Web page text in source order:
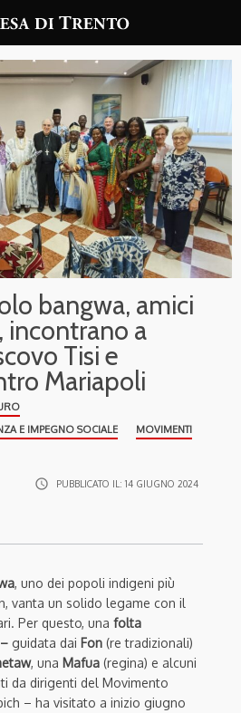
bangwa, amici
incontrano a
Tisi e
Mariapoli
E IMPEGNO SOCIALE
MOVIMENTI
access_time PUBBLICATO IL: 14 GIUGNO 2024
, uno dei popoli indigeni più
vanta un solido legame con il
Per questo, una folta
guidata dai Fon (re tradizionali)
, una Mafua (regina) e alcuni
da dirigenti del Movimento
– ha visitato a inizio giugno